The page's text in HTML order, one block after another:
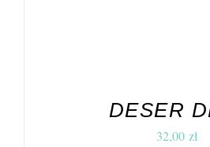
DESER
32,00 zł